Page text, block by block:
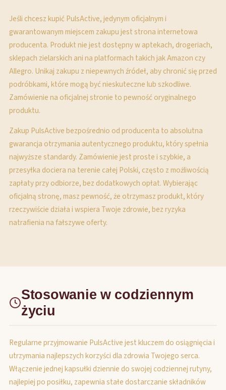
Jeśli chcesz kupić PulsActive, jedynym oficjalnym i
gwarantowanym miejscem zakupu jest strona internetowa
producenta. Produkt nie jest dostępny w aptekach, drogeriach,
sklepach zielarskich ani na platformach takich jak Amazon czy
Allegro. Unikaj zakupu z niepewnych źródeł, aby chronić się przed
podróbkami, które mogą być nieskuteczne lub szkodliwe.
Zamówienie na oficjalnej stronie to pewność oryginalnego
produktu.
Zakup PulsActive bezpośrednio od producenta to absolutna
gwarancja otrzymania autentycznego produktu, który spełnia
najwyższe standardy. Zamówienie jest proste i szybkie, a
przesyłka dociera na terenie całej Polski, często z możliwością
zapłaty przy odbiorze, bez dodatkowych opłat. Wybierając
oficjalną stronę, masz pewność, że otrzymasz produkt, który
rzeczywiście działa i wspiera Twoje zdrowie, bez ryzyka
natrafienia na fałszywe oferty.
Stosowanie w codziennym
życiu
Regularne przyjmowanie PulsActive jest kluczem do osiągnięcia i
utrzymania najlepszych korzyści dla zdrowia Twojego serca.
Włączenie jednej kapsułki dziennie do swojej codziennej rutyny,
najlepiej po posiłku, zapewnia stałe dostarczanie składników